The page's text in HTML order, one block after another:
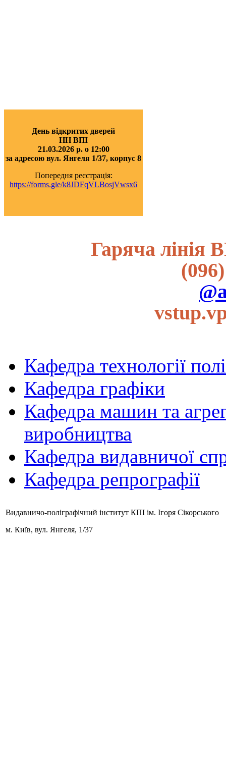
День відкритих дверей
НН ВПІ
21.03.2026 р. о 12:00
за адресою вул. Янгеля 1/37, корпус 8
Попередня реєстрація:
https://forms.gle/k8JDFqVLBosjVwsx6
Гаряча лінія
Кафедра технології
Кафедра графіки
Кафедра машин та
виробництва
Кафедра видавничої
Кафедра репрографії
Видавничо-поліграфічний інститут КПІ ім. Ігоря Сікорського
м. Київ, вул. Янгеля, 1/37